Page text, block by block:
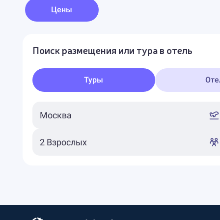
Цены
Поиск размещения или тура в отель
Туры